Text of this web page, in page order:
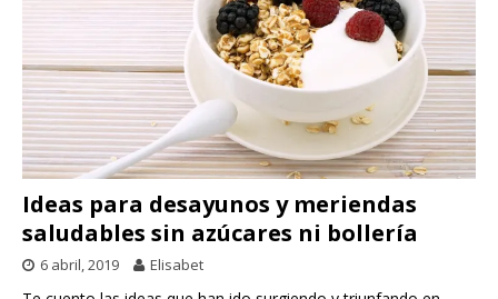
Ideas para desayunos y meriendas
saludables sin azúcares ni bollería
6 abril, 2019 Elisabet